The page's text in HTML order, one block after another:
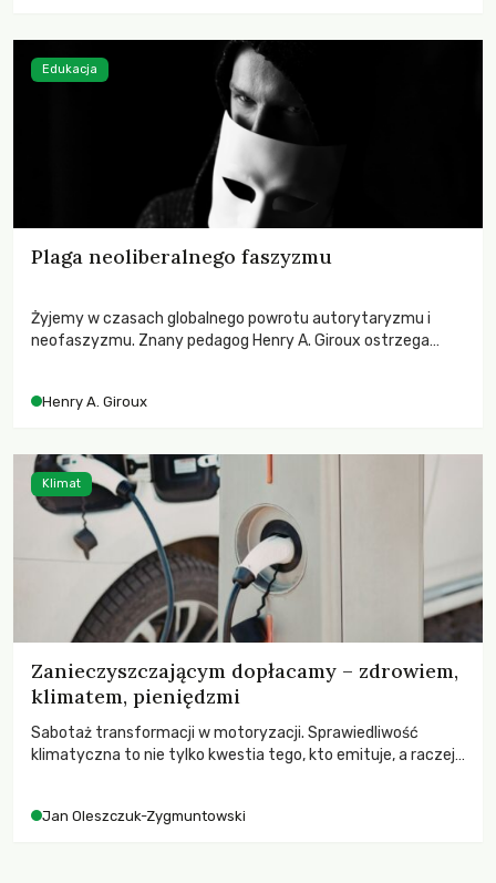
Plaga neoliberalnego faszyzmu
Żyjemy w czasach globalnego powrotu autorytaryzmu i
neofaszyzmu. Znany pedagog Henry A. Giroux ostrzega
wychowają świadomych obywateli?
Henry A. Giroux
Edukacja
Zanieczyszczającym dopłacamy – zdrowiem,
klimatem, pieniędzmi
Sabotaż transformacji w motoryzacji. Sprawiedliwość
klimatyczna to nie tylko kwestia tego, kto emituje, a raczej
Jan Oleszczuk-Zygmuntowski
Klimat